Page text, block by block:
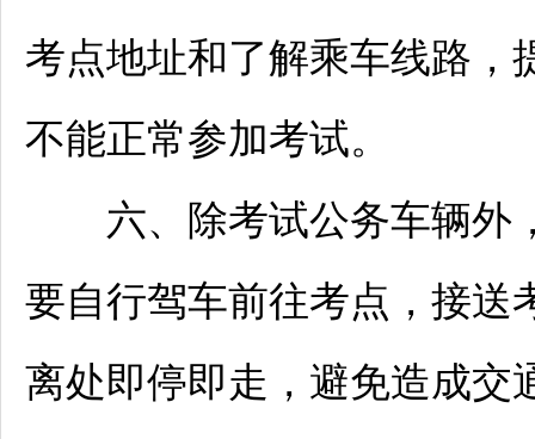
考点地址和了解乘车线路，
不能正常参加考试。
六、除考试公务车辆外
要自行驾车前往考点，接送
离处即停即走，避免造成交